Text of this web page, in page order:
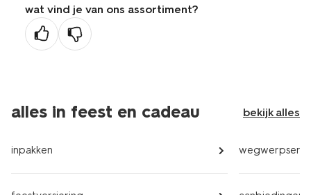
wat vind je van ons assortiment?
alles in feest en cadeau bekijk alles
inpakken